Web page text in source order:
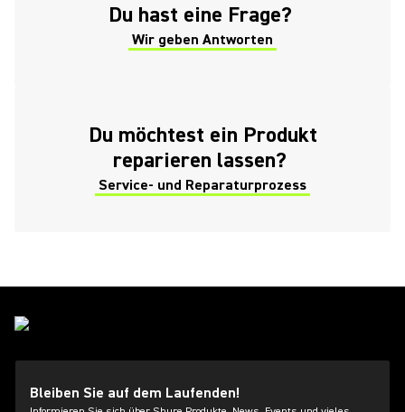
Du hast eine Frage?
Wir geben Antworten
(Opens in a new tab)
Du möchtest ein Produkt
reparieren lassen?
Service- und Reparaturprozess
Bleiben Sie auf dem Laufenden!